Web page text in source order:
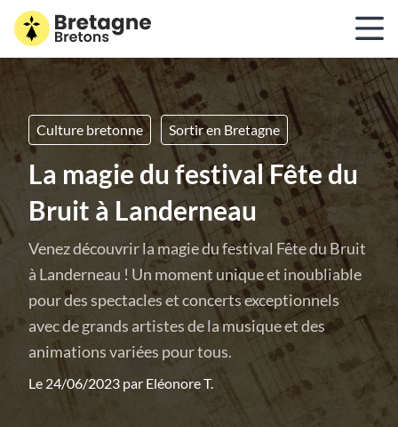
Culture bretonne Sortir en Bretagne
La magie du festival Fête du
Bruit à Landerneau
Venez découvrir la magie du festival Fête du Bruit
à Landerneau ! Un moment unique et inoubliable
pour des spectacles et concerts exceptionnels
avec de grands artistes de la musique et des
animations variées pour tous.
Le 24/06/2023 par Eléonore T.